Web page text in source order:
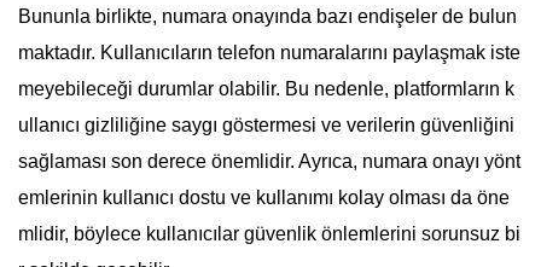
Bununla birlikte, numara onayında bazı endişeler de bulun
maktadır. Kullanıcıların telefon numaralarını paylaşmak iste
meyebileceği durumlar olabilir. Bu nedenle, platformların k
ullanıcı gizliliğine saygı göstermesi ve verilerin güvenliğini
sağlaması son derece önemlidir. Ayrıca, numara onayı yönt
emlerinin kullanıcı dostu ve kullanımı kolay olması da öne
mlidir, böylece kullanıcılar güvenlik önlemlerini sorunsuz bi